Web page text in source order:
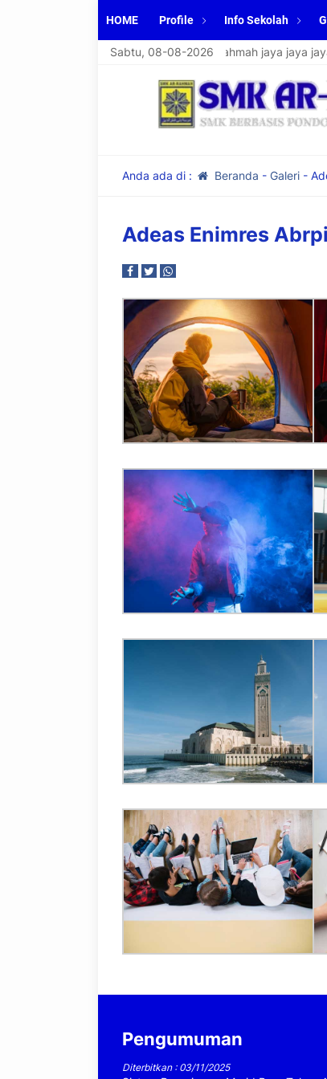
HOME Profile Info Sekolah
Sabtu, 08-08-2026
SMK Bisaa, SMK Ar-Rahmah jaya jaya
Anda ada di : Beranda - Galeri-
Adeas Enimres
Pengumuman
Diterbitkan : 03/11/2025